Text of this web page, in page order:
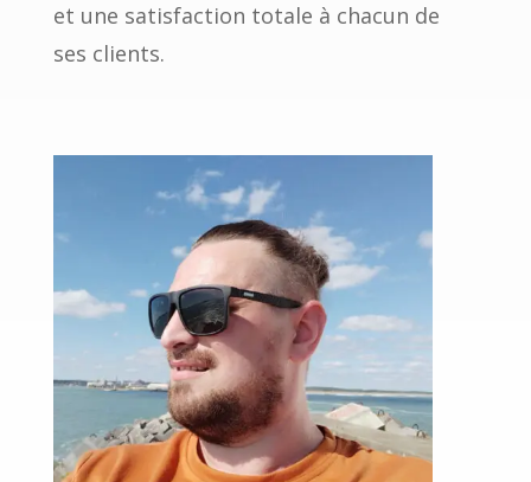
et une satisfaction totale à chacun de
ses clients.